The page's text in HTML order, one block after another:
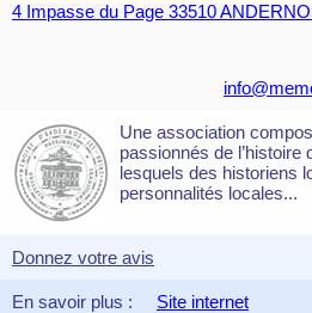
4 Impasse du Page 33510
Une association
passionnés de l’histoire
lesquels des historiens
personnalités locales...
Donnez votre avis
En savoir plus : Site internet